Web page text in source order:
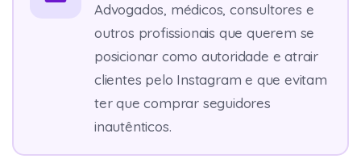
Advogados, médicos, consultores e
outros profissionais que querem se
posicionar como autoridade e atrair
clientes pelo Instagram e que evitam
ter que comprar seguidores
inautênticos.